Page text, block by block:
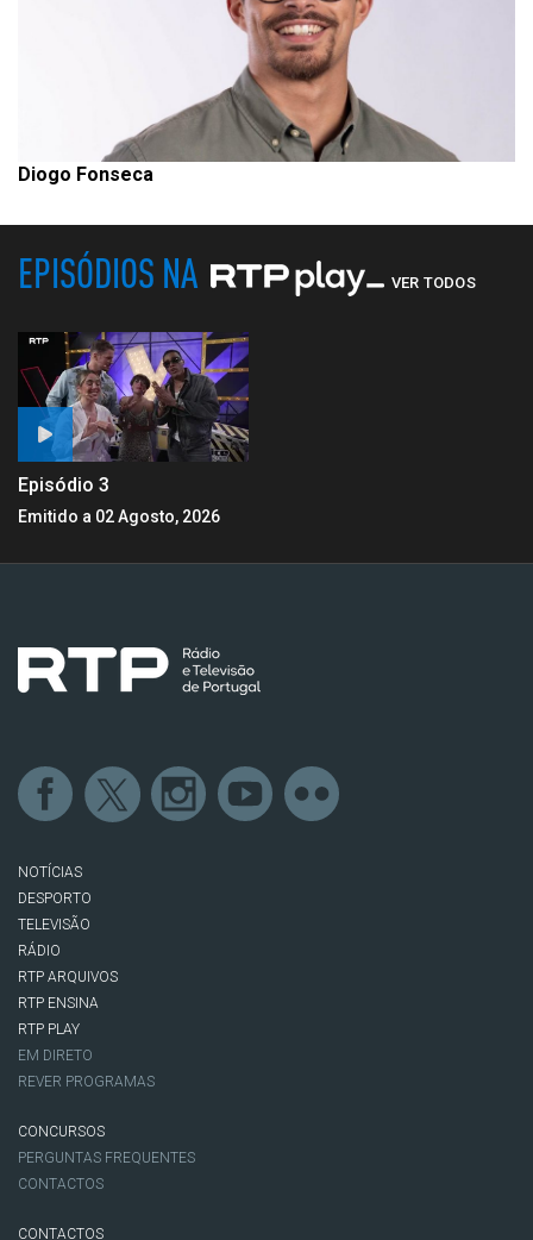
Diogo Fonseca
EPISÓDIOS NA VER TODOS
Episódio 3
Emitido a 02 Agosto, 2026
NOTÍCIAS
DESPORTO
TELEVISÃO
RÁDIO
RTP ARQUIVOS
RTP ENSINA
RTP PLAY
EM DIRETO
REVER PROGRAMAS
CONCURSOS
PERGUNTAS FREQUENTES
CONTACTOS
CONTACTOS